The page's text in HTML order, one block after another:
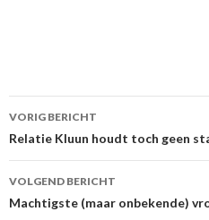
Berichtnavigatie
VORIG BERICHT
Relatie Kluun houdt toch geen
VOLGEND BERICHT
Machtigste (maar onbekende)